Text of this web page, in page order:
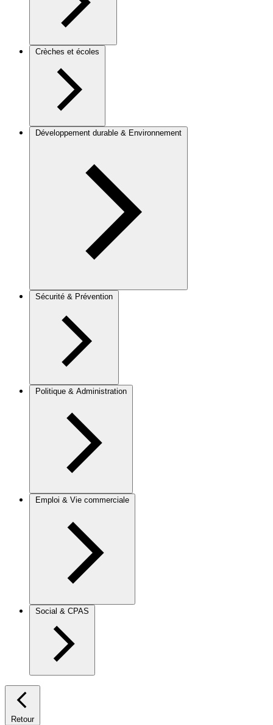
Crèches et écoles
Développement durable & Environnement
Sécurité & Prévention
Politique & Administration
Emploi & Vie commerciale
Social & CPAS
Retour